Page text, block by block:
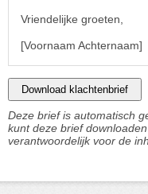
Vriendelijke groeten,
[Voornaam Achternaam]
Download klachtenbrief
Deze brief is automatisch
kunt deze brief
verantwoordelijk voor de